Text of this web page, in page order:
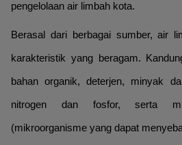
pengelolaan air limbah kota.
Berasal dari berbagai sumber, air
karakteristik yang beragam.
bahan organik, deterjen, minyak
nitrogen dan fosfor, serta
(mikroorganisme yang dapat